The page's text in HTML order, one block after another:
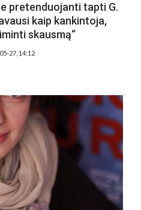
pretenduojanti tapti G.
kaip kankintoja,
skausmą“
27, 14:12